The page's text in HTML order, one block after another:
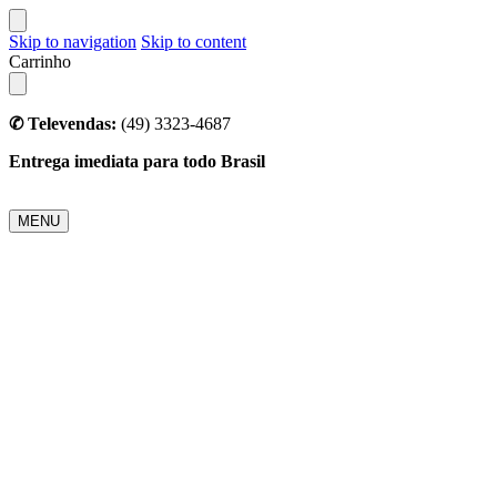
Skip to navigation Skip to content
Carrinho
✆ Televendas: (49) 3323-4687
Entrega imediata para todo Brasil
MENU